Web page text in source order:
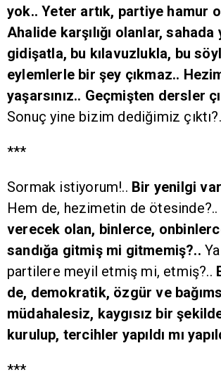
yok.. Yeter artık, partiye hamur
Ahalide karşılığı olanlar, sahada
gidişatla, bu kılavuzlukla, bu
eylemlerle bir şey çıkmaz..
yaşarsınız.. Geçmişten dersler
Sonuç yine bizim dediğimiz
***
Sormak istiyorum!.. Bir yenilgi
Hem de, hezimetin de ötesinde?..
verecek olan, binlerce,
sandığa gitmiş mi gitmemiş?..
partilere meyil etmiş mi, etmiş?..
de, demokratik, özgür ve
müdahalesiz, kaygısız bir
kurulup, tercihler yapıldı mı
***